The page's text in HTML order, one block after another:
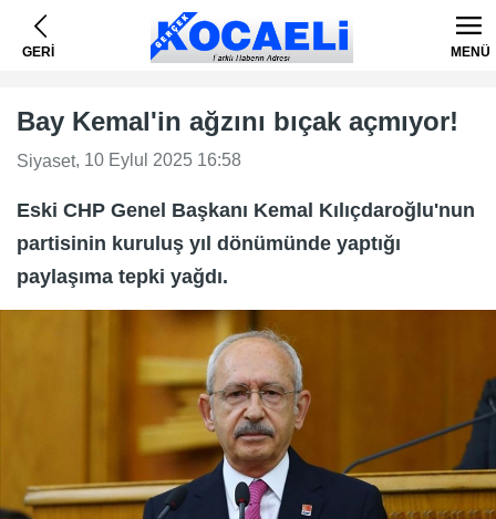
GERİ MENÜ
Bay Kemal'in ağzını bıçak açmıyor!
Siyaset, 10 Eylul 2025 16:58
Eski CHP Genel Başkanı Kemal Kılıçdaroğlu'nun
partisinin kuruluş yıl dönümünde yaptığı
paylaşıma tepki yağdı.